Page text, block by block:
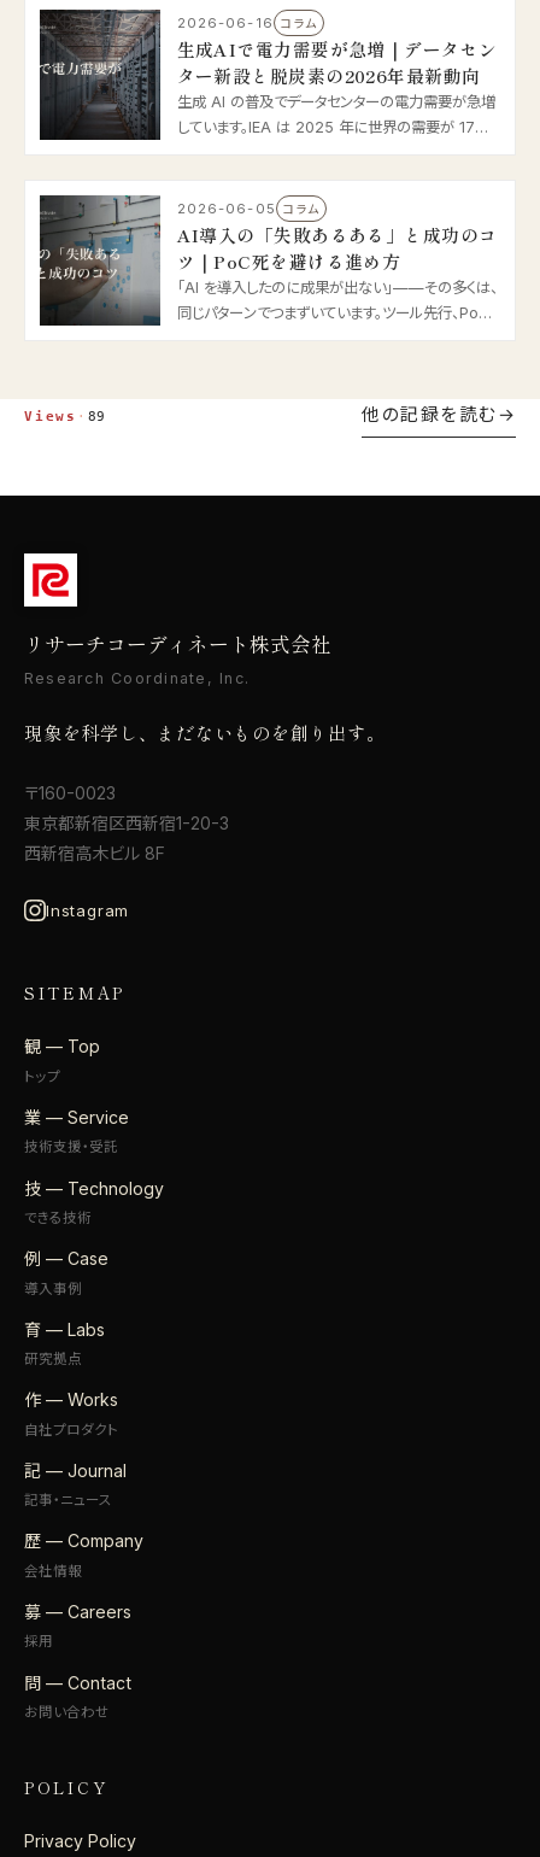
え、企業が実務で気をつけるべき点を 2026 年最新
情報で整理します。
2026-06-16 コラム
生成AIで電力需要が急増｜データセン
ター新設と脱炭素の2026年最新動向
生成 AI の普及でデータセンターの電力需要が急増
しています。IEA は 2025 年に世界の需要が 17%
しました。2026 年の電力と脱炭素の論点を整理し
ます。
2026-06-05 コラム
AI導入の「失敗あるある」と成功のコ
ツ｜PoC死を避ける進め方
「AI を導入したのに成果が出ない」——その多くは、
同じパターンでつまずいています。ツール先行、PoC
Views · 89 他の記録を読む
リサーチコーディネート株式会社
Research Coordinate, Inc.
現象を科学し、まだないものを創り出す。
〒160-0023
東京都新宿区西新宿1-20-3
西新宿高木ビル 8F
Instagram
SITEMAP
観 — Top
トップ
業 — Service
技術支援・受託
技 — Technology
できる技術
例 — Case
導入事例
育 — Labs
研究拠点
作 — Works
自社プロダクト
記 — Journal
記事・ニュース
歴 — Company
会社情報
募 — Careers
採用
問 — Contact
お問い合わせ
POLICY
Privacy Policy